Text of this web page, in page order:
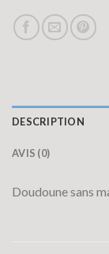
DESCRIPTION
AVIS (0)
Doudoune sans